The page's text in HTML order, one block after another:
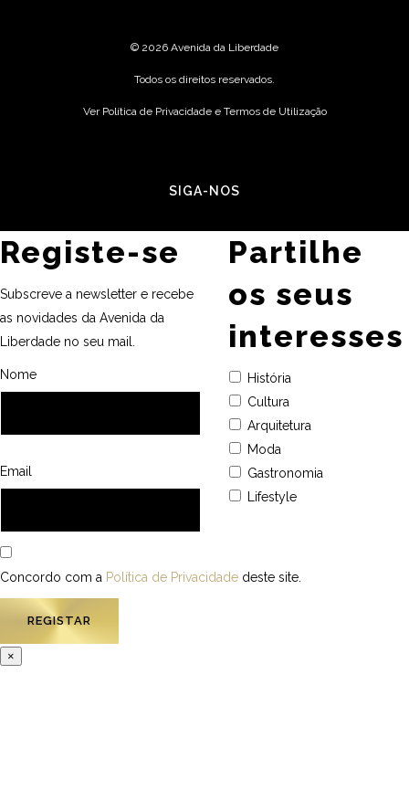
© 2026 Avenida da Liberdade
Todos os direitos reservados.
Ver Política de Privacidade e Termos de Utilização
SIGA-NOS
Registe-se
Subscreve a newsletter e recebe
as novidades da Avenida da
Liberdade no seu mail.
Nome
Email
Partilhe
os seus
interesses
História
Cultura
Arquitetura
Moda
Gastronomia
Lifestyle
Concordo com a Política de Privacidade deste site.
×